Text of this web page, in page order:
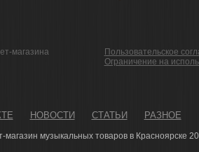
магазина
Пользовательское
Ограничение на
НОВОСТИ СТАТЬИ РАЗНОЕ
магазин музыкальных товаров в Красноярске